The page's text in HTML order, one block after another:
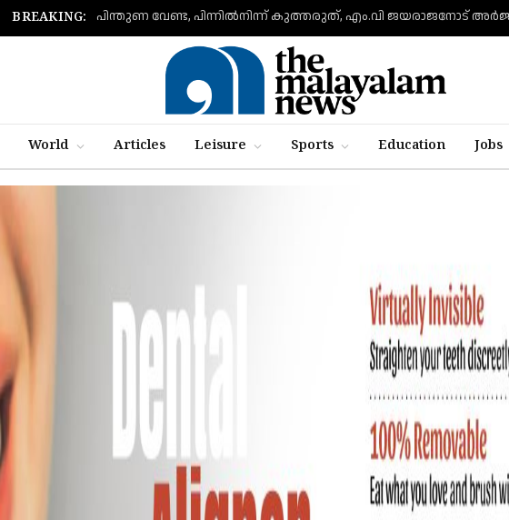
BREAKING: പിന്തുണ വേണ്ട, പിന്നിൽനിന്ന് കുത്തരുത്, എം.വി ജയരാജനോട്
World Articles Leisure Sports Education Jobs